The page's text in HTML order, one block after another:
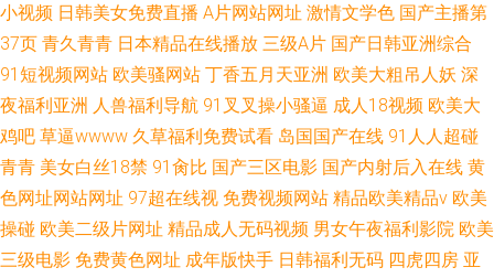
小视频 日韩美女免费直播 A片网站网址 激情文学色 国产主播第
37页 青久青青 日本精品在线播放 三级A片 国产日韩亚洲综合
91短视频网站 欧美骚网站 丁香五月天亚洲 欧美大粗吊人妖 深
夜福利亚洲 人兽福利导航 91叉叉操小骚逼 成人18视频 欧美大
鸡吧 草逼wwww 久草福利免费试看 岛国国产在线 91人人超碰
青青 美女白丝18禁 91肏比 国产三区电影 国产内射后入在线 黄
色网址网站网址 97超在线视 免费视频网站 精品欧美精品v 欧美
操碰 欧美二级片网址 精品成人无码视频 男女午夜福利影院 欧美
三级电影 免费黄色网址 成年版快手 日韩福利无码 四虎四房 亚